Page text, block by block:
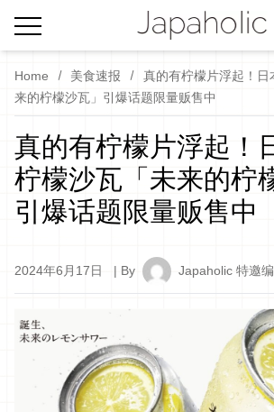
Home 美食速报
真的有柠檬片浮起！日
来的柠檬沙瓦」引爆话题限量贩售中
真的有柠檬片浮起！
柠檬沙瓦「未来的柠
引爆话题限量贩售中
2024年6月17日 | By Japaholic 特邀